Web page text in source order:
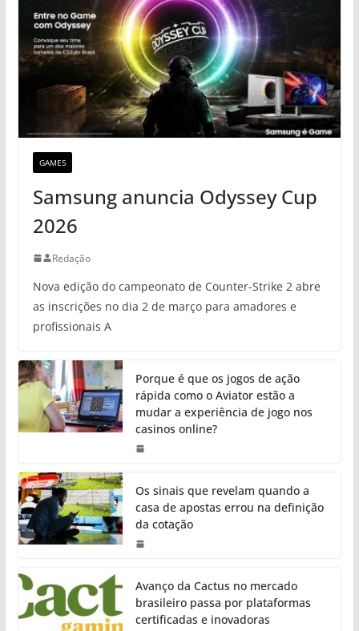
GAMES
Samsung anuncia Odyssey Cup
2026
Redação
Nova edição do campeonato de Counter-Strike 2 abre
as inscrições no dia 2 de março para amadores e
profissionais A
Porque é que os jogos de ação
rápida como o Aviator estão a
mudar a experiência de jogo nos
casinos online?
Os sinais que revelam quando a
casa de apostas errou na definição
da cotação
Avanço da Cactus no mercado
brasileiro passa por plataformas
certificadas e inovadoras